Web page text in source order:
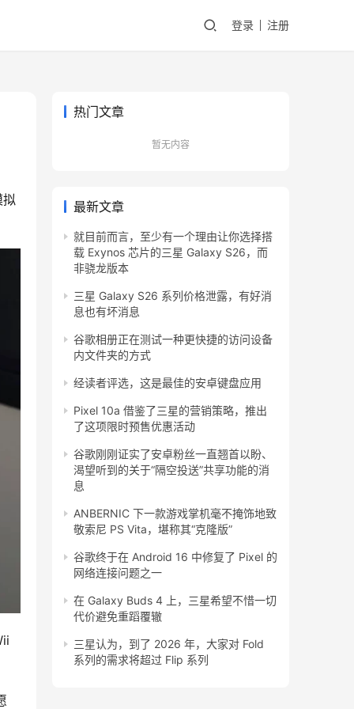
登录 注册
拟
热门文章
暂无内容
最新文章
就目前而言，至少有一个理由让你选择搭
载 Exynos 芯片的三星 Galaxy S26，而
非骁龙版本
三星 Galaxy S26 系列价格泄露，有好消
息也有坏消息
谷歌相册正在测试一种更快捷的访问设备
内文件夹的方式
经读者评选，这是最佳的安卓键盘应用
Pixel 10a 借鉴了三星的营销策略，推出
了这项限时预售优惠活动
谷歌刚刚证实了安卓粉丝一直翘首以盼、
渴望听到的关于“隔空投送”共享功能的消
息
ANBERNIC 下一款游戏掌机毫不掩饰地致
敬索尼 PS Vita，堪称其“克隆版”
谷歌终于在 Android 16 中修复了 Pixel 的
网络连接问题之一
在 Galaxy Buds 4 上，三星希望不惜一切
代价避免重蹈覆辙
三星认为，到了 2026 年，大家对 Fold
系列的需求将超过 Flip 系列